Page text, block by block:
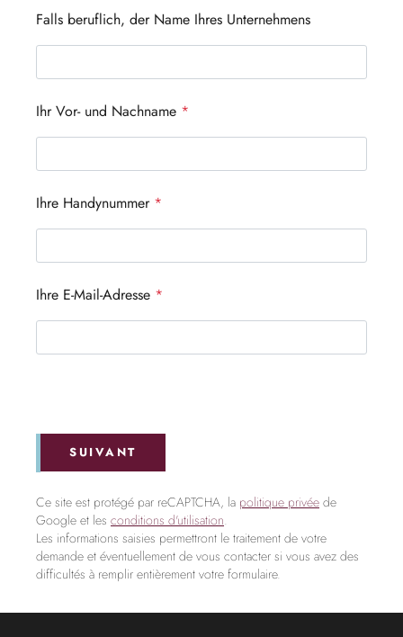
Falls beruflich, der Name Ihres Unternehmens
Ihr Vor- und Nachname *
Ihre Handynummer *
Ihre E-Mail-Adresse *
SUIVANT
Ce site est protégé par reCAPTCHA, la politique privée de
Google et les conditions d'utilisation.
Les informations saisies permettront le traitement de votre
demande et éventuellement de vous contacter si vous avez des
difficultés à remplir entièrement votre formulaire.